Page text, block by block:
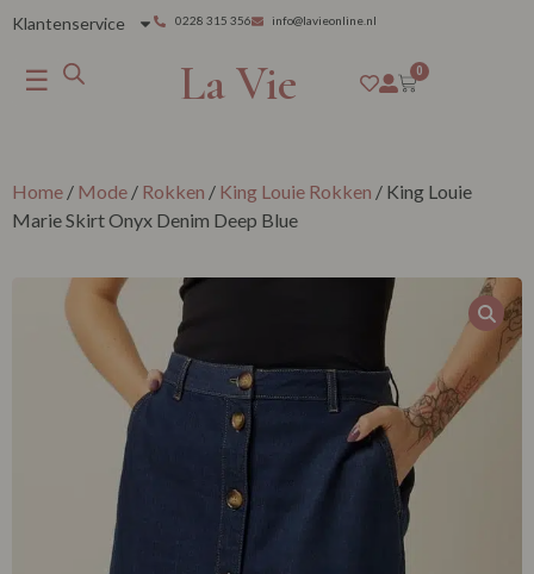
Klantenservice 0228 315 356 info@lavieonline.nl
☰ La Vie 0
Home / Mode / Rokken / King Louie Rokken / King Louie
Marie Skirt Onyx Denim Deep Blue